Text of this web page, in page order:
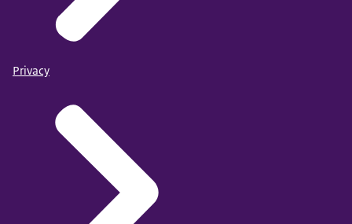
Privacy